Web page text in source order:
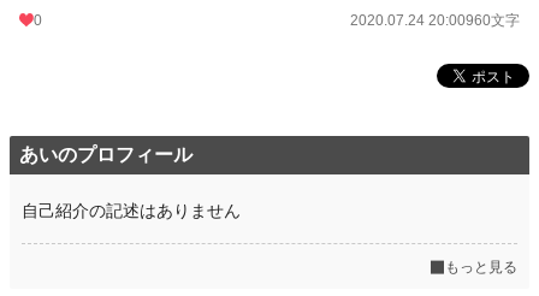
0 2020.07.24 20:00960文字
あいのプロフィール
自己紹介の記述はありません
もっと見る